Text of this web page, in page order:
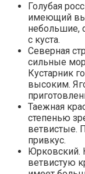
Голубая
имеющий
небольшие,
с куста.
Северная
сильные
Кустарник
высоким.
Таежная
степенью
ветвистые.
привкус.
Юрковский.
ветвистую